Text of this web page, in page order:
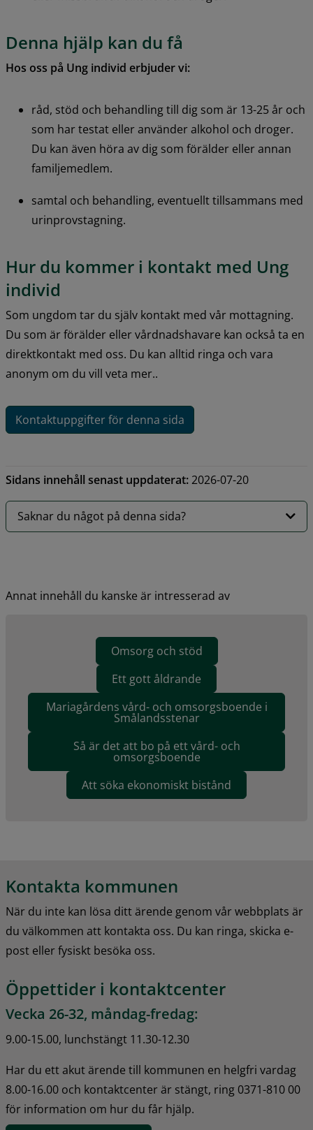
Denna hjälp kan du få
Hos oss på Ung individ erbjuder vi:
råd, stöd och behandling till dig som är 13-25 år och
som har testat eller använder alkohol och droger.
Du kan även höra av dig som förälder eller annan
familjemedlem.
samtal och behandling, eventuellt tillsammans med
urinprovstagning.
Hur du kommer i kontakt med Ung
individ
Som ungdom tar du själv kontakt med vår mottagning.
Du som är förälder eller vårdnadshavare kan också ta en
direktkontakt med oss. Du kan alltid ringa och vara
anonym om du vill veta mer..
Kontaktuppgifter för denna sida
Sidans innehåll senast uppdaterat:2026-07-20
Saknar du något på denna sida?
Annat innehåll du kanske är intresserad av
Omsorg och stöd
Ett gott åldrande
Mariagårdens vård- och omsorgsboende i
Smålandsstenar
Så är det att bo på ett vård- och
omsorgsboende
Att söka ekonomiskt bistånd
Kontakta kommunen
När du inte kan lösa ditt ärende genom vår webbplats är
du välkommen att kontakta oss. Du kan ringa, skicka e-
post eller fysiskt besöka oss.
Öppettider i kontaktcenter
Vecka 26-32, måndag-fredag:
9.00-15.00, lunchstängt 11.30-12.30
Har du ett akut ärende till kommunen en helgfri vardag
8.00-16.00 och kontaktcenter är stängt, ring 0371-810 00
för information om hur du får hjälp.